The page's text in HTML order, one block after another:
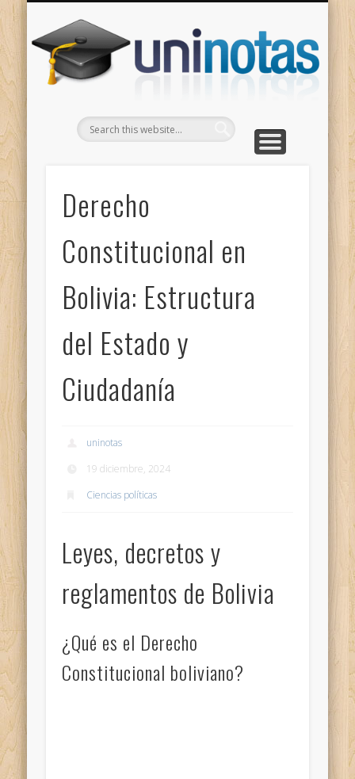
Derecho
Constitucional en
Bolivia: Estructura
del Estado y
Ciudadanía
uninotas
19 diciembre, 2024
Ciencias políticas
Leyes, decretos y
reglamentos de Bolivia
¿Qué es el Derecho
Constitucional boliviano?